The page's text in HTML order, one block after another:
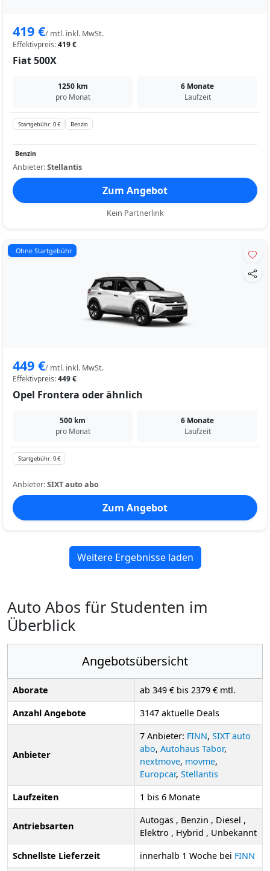
419 €/ mtl. inkl. MwSt.
Effektivpreis:419 €
Fiat 500X
1250 km
pro Monat
6 Monate
Laufzeit
Startgebühr: 0 € Benzin
Benzin
Anbieter:Stellantis
Zum Angebot
Kein Partnerlink
Ohne Startgebühr
449 €/ mtl. inkl. MwSt.
Effektivpreis:449 €
Opel Frontera oder ähnlich
500 km
pro Monat
6 Monate
Laufzeit
Startgebühr: 0 €
Anbieter:SIXT auto abo
Zum Angebot
Weitere Ergebnisse laden
Auto Abos für Studenten im
Überblick
Angebotsübersicht
Aborate
ab 349 € bis 2379 € mtl.
Anzahl Angebote
3147 aktuelle Deals
Anbieter
7 Anbieter: FINN, SIXT auto
abo, Autohaus Tabor,
nextmove, movme,
Europcar, Stellantis
Laufzeiten
1 bis 6 Monate
Antriebsarten
Autogas , Benzin , Diesel ,
Elektro , Hybrid , Unbekannt
Schnellste Lieferzeit
innerhalb 1 Woche bei FINN